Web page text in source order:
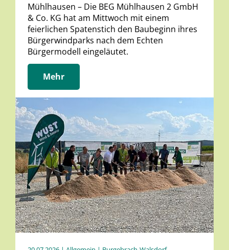
Mühlhausen – Die BEG Mühlhausen 2 GmbH
& Co. KG hat am Mittwoch mit einem
feierlichen Spatenstich den Baubeginn ihres
Bürgerwindparks nach dem Echten
Bürgermodell eingeläutet.
Mehr